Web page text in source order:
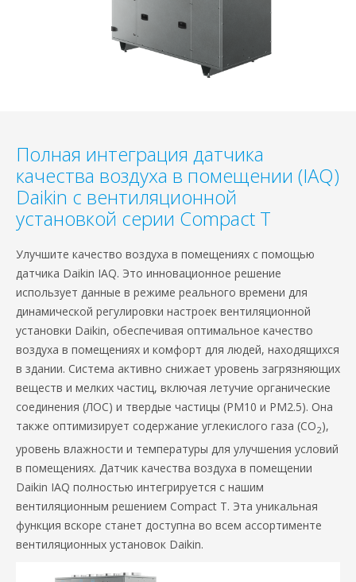
Полная интеграция датчика
качества воздуха в помещении (IAQ)
Daikin с вентиляционной
установкой серии Compact T
Улучшите качество воздуха в помещениях с помощью
датчика Daikin IAQ. Это инновационное решение
использует данные в режиме реального времени для
динамической регулировки настроек вентиляционной
установки Daikin, обеспечивая оптимальное качество
воздуха в помещениях и комфорт для людей, находящихся
в здании. Система активно снижает уровень загрязняющих
веществ и мелких частиц, включая летучие органические
соединения (ЛОС) и твердые частицы (PM10 и PM2.5). Она
также оптимизирует содержание углекислого газа (CO2),
уровень влажности и температуры для улучшения условий
в помещениях. Датчик качества воздуха в помещении
Daikin IAQ полностью интегрируется с нашим
вентиляционным решением Compact T. Эта уникальная
функция вскоре станет доступна во всем ассортименте
вентиляционных установок Daikin.